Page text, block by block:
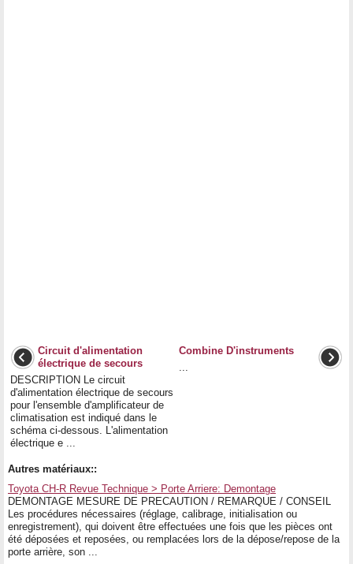
Circuit d'alimentation
électrique de secours
DESCRIPTION Le circuit
d'alimentation électrique de secours
pour l'ensemble d'amplificateur de
climatisation est indiqué dans le
schéma ci-dessous. L'alimentation
électrique e ...
Combine D'instruments
Autres matériaux::
Toyota CH-R Revue Technique > Porte Arriere: Demontage
DEMONTAGE MESURE DE PRECAUTION / REMARQUE / CONSEIL
Les procédures nécessaires (réglage, calibrage, initialisation ou
enregistrement), qui doivent être effectuées une fois que les pièces ont
été déposées et reposées, ou remplacées lors de la dépose/repose de la
porte arrière, son ...